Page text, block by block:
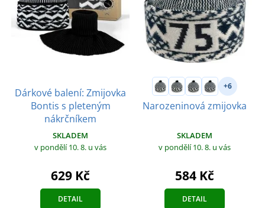
Dárkové balení: Zmijovka
Bontis s pleteným
nákrčníkem
SKLADEM
v pondělí 10. 8. u vás
629 Kč
DETAIL
+6
Narozeninová zmijovka
SKLADEM
v pondělí 10. 8. u vás
584 Kč
DETAIL